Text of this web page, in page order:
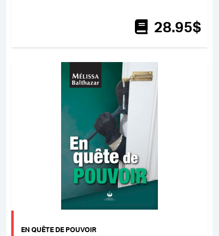
28.95$
EN QUÊTE DE POUVOIR